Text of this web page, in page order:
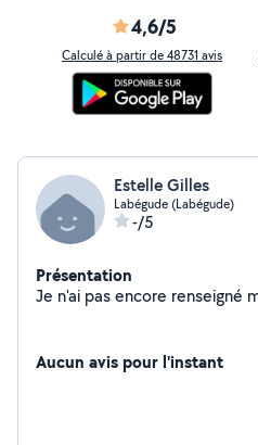
4,6/5
Calculé à partir de 48731 avis
Estelle Gilles
Labégude (Labégude)
-/5
Présentation
Aucun avis pour l'instant